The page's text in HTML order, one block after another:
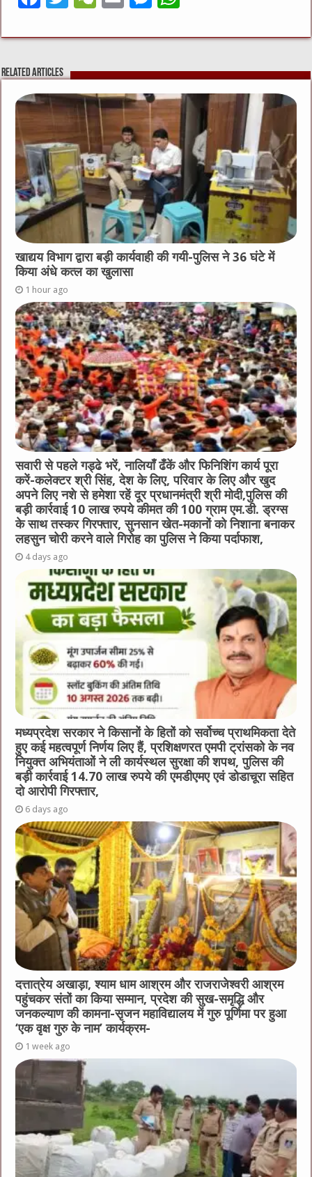
c
e
b
o
o
k
it
te
r
C
h
at
ai
l
ss
e
n
g
er
at
s
A
p
p
Related Articles
खाद्यय विभाग द्वारा बड़ी कार्यवाही की गयी-पुलिस ने 36 घंटे में
किया अंधे कत्ल का खुलासा
1 hour ago
सवारी से पहले गड्ढे भरें, नालियाँ ढँकें और फिनिशिंग कार्य पूरा
करें-कलेक्टर श्री सिंह, देश के लिए, परिवार के लिए और खुद
अपने लिए नशे से हमेशा रहें दूर प्रधानमंत्री श्री मोदी,पुलिस की
बड़ी कार्रवाई 10 लाख रुपये कीमत की 100 ग्राम एम.डी. ड्रग्स
के साथ तस्कर गिरफ्तार, सुनसान खेत-मकानों को निशाना बनाकर
लहसुन चोरी करने वाले गिरोह का पुलिस ने किया पर्दाफाश,
4 days ago
मध्यप्रदेश सरकार ने किसानों के हितों को सर्वोच्च प्राथमिकता देते
हुए कई महत्वपूर्ण निर्णय लिए हैं, प्रशिक्षणरत एमपी ट्रांसको के नव
नियुक्त अभियंताओं ने ली कार्यस्थल सुरक्षा की शपथ, पुलिस की
बड़ी कार्रवाई 14.70 लाख रुपये की एमडीएमए एवं डोडाचूरा सहित
दो आरोपी गिरफ्तार,
6 days ago
दत्तात्रेय अखाड़ा, श्याम धाम आश्रम और राजराजेश्वरी आश्रम
पहुंचकर संतों का किया सम्मान, प्रदेश की सुख-समृद्धि और
जनकल्याण की कामना-सृजन महाविद्यालय में गुरु पूर्णिमा पर हुआ
‘एक वृक्ष गुरु के नाम’ कार्यक्रम-
1 week ago